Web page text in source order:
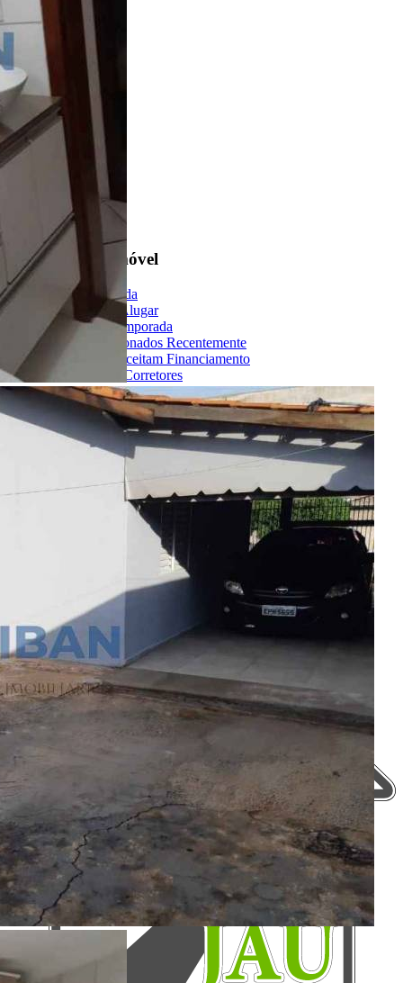
Encontre um Imóvel
Imóveis à Venda
Imóveis para Alugar
Imóveis de Temporada
Imóveis Adicionados Recentemente
Imóveis que Aceitam Financiamento
Imobiliárias e Corretores
Entre em Contato
Sobre o Portal
Anuncie seu Imóvel
Cadastre-se | Inclua sua Imobiliária
Como Funciona
Política de Privacidade